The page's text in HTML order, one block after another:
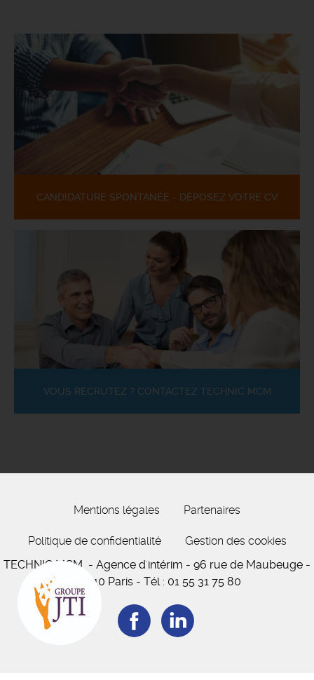
CANDIDATURE SPONTANÉE - DÉPOSEZ VOTRE CV
VOUS RECRUTEZ ? CONTACTEZ TECHNIC MCM
Mentions légales Partenaires
Politique de confidentialité
Gestion des cookies
TECHNIC MCM - Agence d'intérim - 96 rue de Maubeuge -
75010 Paris - Tél : 01 55 31 75 80